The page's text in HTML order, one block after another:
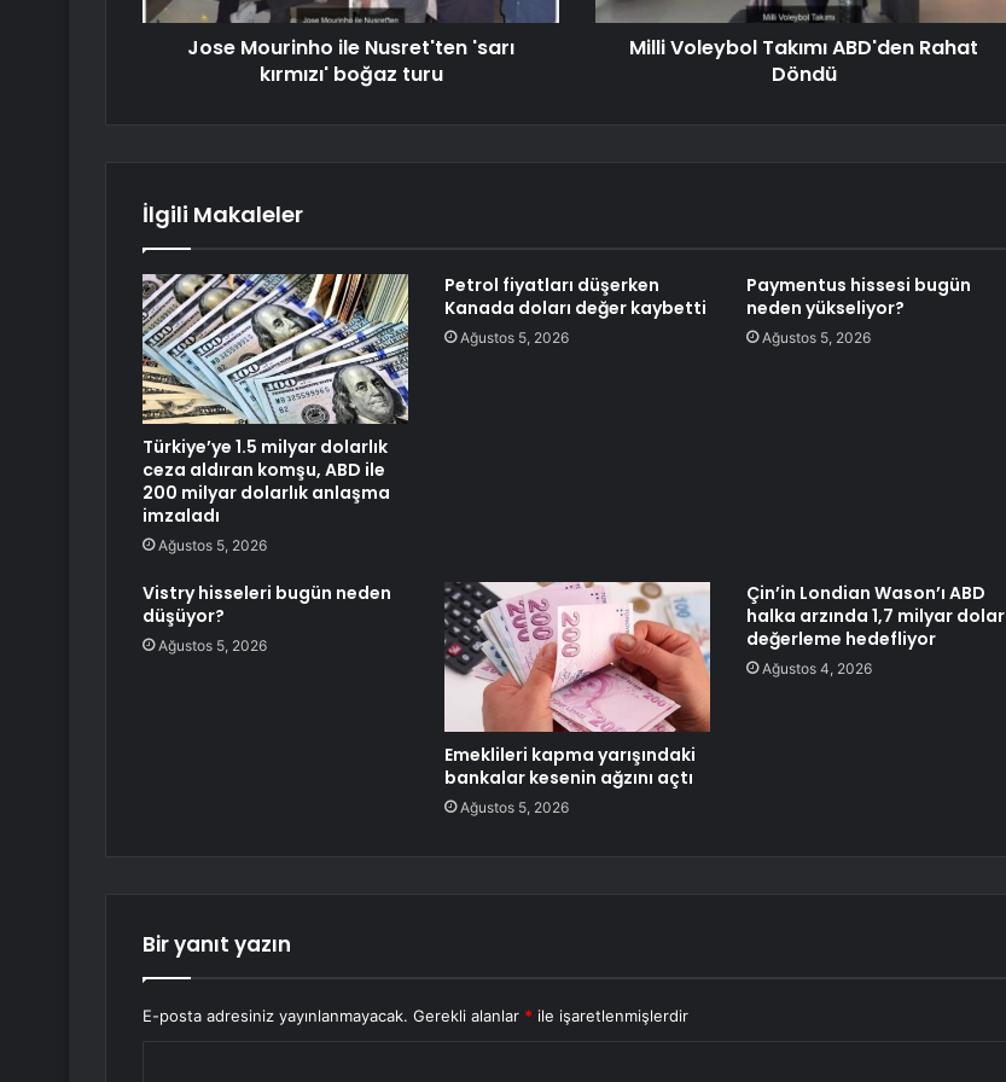
Jose Mourinho ile Nusret'ten 'sarı
kırmızı' boğaz turu
Milli Voleybol Takımı ABD'den Rahat
Döndü
İlgili Makaleler
Türkiye’ye 1.5 milyar dolarlık
ceza aldıran komşu, ABD ile
200 milyar dolarlık anlaşma
imzaladı
Ağustos 5, 2026
Petrol fiyatları düşerken
Kanada doları değer kaybetti
Ağustos 5, 2026
Paymentus hissesi bugün
neden yükseliyor?
Ağustos 5, 2026
Vistry hisseleri bugün neden
düşüyor?
Ağustos 5, 2026
Emeklileri kapma yarışındaki
bankalar kesenin ağzını açtı
Ağustos 5, 2026
Çin’in Londian Wason’ı ABD
halka arzında 1,7 milyar dolar
değerleme hedefliyor
Ağustos 4, 2026
Bir yanıt yazın
E-posta adresiniz yayınlanmayacak. Gerekli alanlar * ile işaretlenmişlerdir